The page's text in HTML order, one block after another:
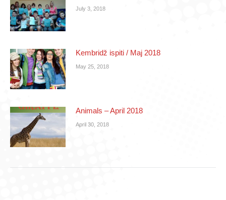
July 3, 2018
Kembridž ispiti / Maj 2018
May 25, 2018
Animals – April 2018
April 30, 2018